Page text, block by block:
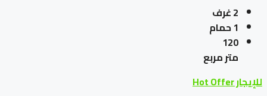
2غرف
1حمام
120
متر مربع
للإيجارHot Offer